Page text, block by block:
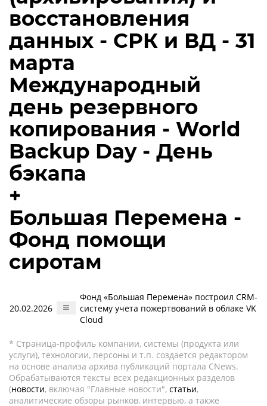
восстановления
данных - СРК и ВД - 31
марта
Международный
день резервного
копирования - World
Backup Day - День
бэкапа
+
Большая Перемена -
Фонд помощи
сиротам
20.02.2026
Фонд «Большая Перемена» построил CRM-
систему учета пожертвований в облаке VK
Cloud
* Страница-профиль компании, системы (продукта или
услуги), технологии, персоны и т.п. создается редактором
на основе анализа архива публикаций портала CNews.
Обрабатываются тексты всех редакционных разделов
(новости, включая "Главные новости", статьи,
аналитические обзоры рынков, интервью, а также